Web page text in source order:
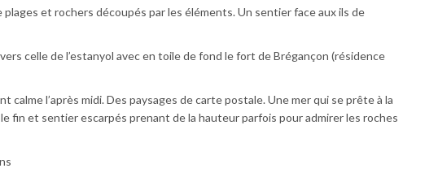
et rochers découpés par les éléments. Un sentier face aux ils de
celle de l’estanyol avec en toile de fond le fort de Brégançon (résidence
calme l’après midi. Des paysages de carte postale. Une mer qui se prête à la
fin et sentier escarpés prenant de la hauteur parfois pour admirer les roches